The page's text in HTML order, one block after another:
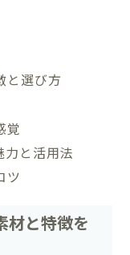
と選び方
覚
力と活用法
ツ
材と特徴を